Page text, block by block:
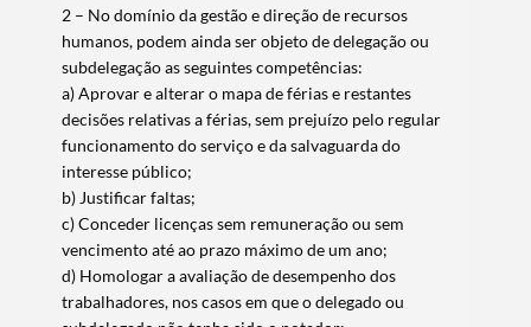
2 – No domínio da gestão e direção de recursos
humanos, podem ainda ser objeto de delegação ou
subdelegação as seguintes competências:
a) Aprovar e alterar o mapa de férias e restantes
decisões relativas a férias, sem prejuízo pelo regular
funcionamento do serviço e da salvaguarda do
interesse público;
b) Justificar faltas;
c) Conceder licenças sem remuneração ou sem
vencimento até ao prazo máximo de um ano;
d) Homologar a avaliação de desempenho dos
trabalhadores, nos casos em que o delegado ou